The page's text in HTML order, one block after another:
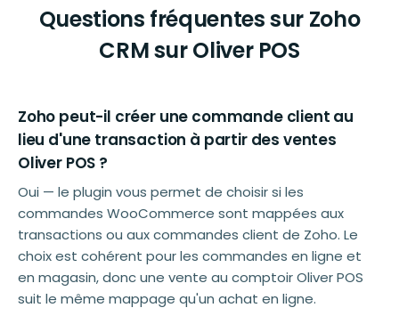
Questions fréquentes sur Zoho
CRM sur Oliver POS
Zoho peut-il créer une commande client au
lieu d'une transaction à partir des ventes
Oliver POS ?
Oui — le plugin vous permet de choisir si les
commandes WooCommerce sont mappées aux
transactions ou aux commandes client de Zoho. Le
choix est cohérent pour les commandes en ligne et
en magasin, donc une vente au comptoir Oliver POS
suit le même mappage qu'un achat en ligne.